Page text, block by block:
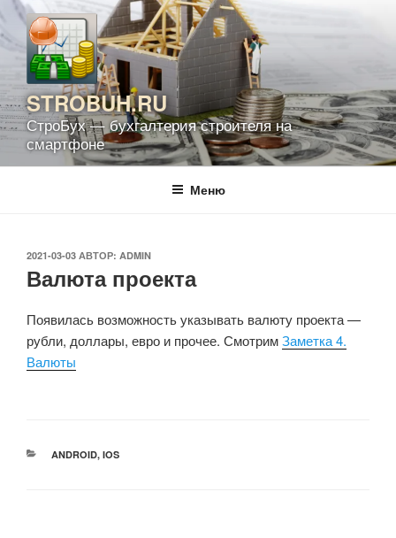
Перейти
к
содержимому
STROBUH.RU
СтроБух — бухгалтерия строителя на
смартфоне
Меню
ОПУБЛИКОВАНО
2021-03-03 АВТОР: ADMIN
Валюта проекта
Появилась возможность указывать валюту проекта —
рубли, доллары, евро и прочее. СмотримЗаметка 4.
Валюты
РУБРИКИ
ANDROID, IOS